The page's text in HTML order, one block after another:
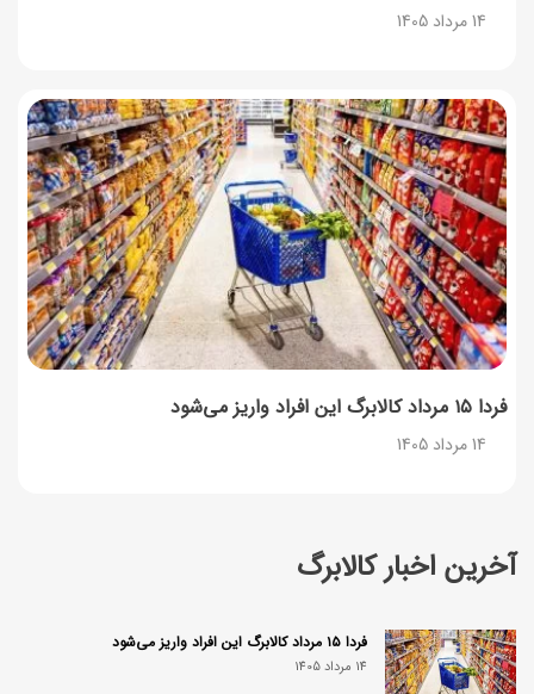
آخرین اخبار کالابرگ
فردا ۱۵ مرداد کالابرگ این افراد واریز می‌شود
14 مرداد 1405
14 مرداد 1405
فردا ۱۵ مرداد کالابرگ این افراد واریز می‌شود
14 مرداد 1405